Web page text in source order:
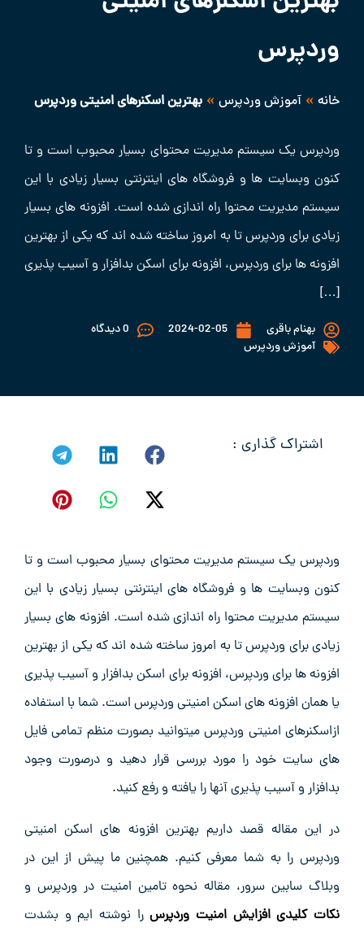
وردپرس
خانه » آموزش وردپرس » بهترین اسکنرهای امنیتی وردپرس
وردپرس یک سیستم مدیریت محتوای بسیار محبوب است و تا
کنون وبسایت ها و فروشگاه های اینترنتی بسیار زیادی با این
سیستم مدیریت محتوا راه اندازی شده است. افزونه های بسیار
زیادی برای وردپرس تا به امروز ساخته شده اند که یکی از بهترین
افزونه ها برای وردپرس، افزونه برای اسکن بدافزار و آسیب پذیری
[…]
بهنام باقری 2024-02-05
0 دیدگاه
آموزش وردپرس
اشتراک گذاری :
وردپرس یک سیستم مدیریت محتوای بسیار محبوب است و تا
کنون وبسایت ها و فروشگاه های اینترنتی بسیار زیادی با این
سیستم مدیریت محتوا راه اندازی شده است. افزونه های بسیار
زیادی برای وردپرس تا به امروز ساخته شده اند که یکی از بهترین
افزونه ها برای وردپرس، افزونه برای اسکن بدافزار و آسیب پذیری
یا همان افزونه های اسکن امنیتی وردپرس است. شما با استفاده
ازاسکنرهای امنیتی وردپرس میتوانید بصورت منظم تمامی فایل
های سایت خود را مورد بررسی قرار دهید و درصورت وجود
بدافزار و آسیب پذیری آنها را یافته و رفع کنید.
در این مقاله قصد داریم بهترین افزونه های اسکن امنیتی
وردپرس را به شما معرفی کنیم. همچنین ما پیش از این در
وبلاگ سابین سرور، مقاله نحوه تامین امنیت در وردپرس و
نکات کلیدی افزایش امنیت وردپرسرا نوشته ایم و بشدت